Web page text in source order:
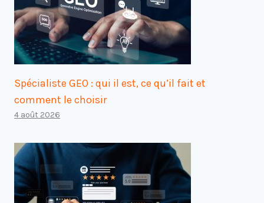
Spécialiste GEO : qui il est, ce qu’il fait et
comment le choisir
4 août 2026